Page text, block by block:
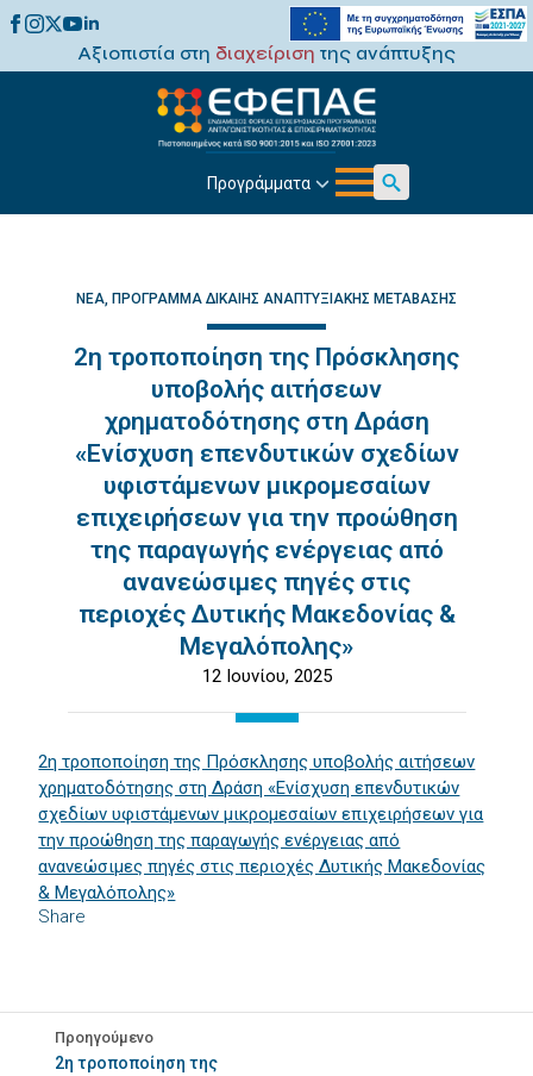
Αξιοπιστία στη διαχείριση της ανάπτυξης
Προγράμματα
Search
ΝΈΑ ΠΡΌΓΡΑΜΜΑ ΔΊΚΑΙΗΣ ΑΝΑΠΤΥΞΙΑΚΉΣ ΜΕΤΆΒΑΣΗΣ
2η τροποποίηση της Πρόσκλησης
υποβολής αιτήσεων
χρηματοδότησης στη Δράση
«Ενίσχυση επενδυτικών σχεδίων
υφιστάμενων μικρομεσαίων
επιχειρήσεων για την προώθηση
της παραγωγής ενέργειας από
ανανεώσιμες πηγές στις
περιοχές Δυτικής Μακεδονίας &
Μεγαλόπολης»
12 Ιουνίου, 2025
Share
2η τροποποίηση της Πρόσκλησης υποβολής αιτήσεων
χρηματοδότησης στη Δράση «Ενίσχυση επενδυτικών
σχεδίων υφιστάμενων μικρομεσαίων επιχειρήσεων για
την προώθηση της παραγωγής ενέργειας από
ανανεώσιμες πηγές στις περιοχές Δυτικής Μακεδονίας
& Μεγαλόπολης»
Προηγούμενο
2η τροποποίηση της